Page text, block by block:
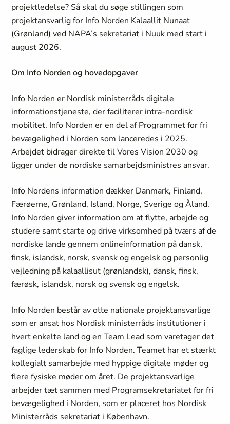
projektledelse? Så skal du søge stillingen som
projektansvarlig for Info Norden Kalaallit Nunaat
(Grønland) ved NAPA’s sekretariat i Nuuk med start i
august 2026.
Om Info Norden og hovedopgaver
Info Norden er Nordisk ministerråds digitale
informationstjeneste, der faciliterer intra-nordisk
mobilitet. Info Norden er en del af Programmet for fri
bevægelighed i Norden som lanceredes i 2025.
Arbejdet bidrager direkte til Vores Vision 2030 og
ligger under de nordiske samarbejdsministres ansvar.
Info Nordens information dækker Danmark, Finland,
Færøerne, Grønland, Island, Norge, Sverige og Åland.
Info Norden giver information om at flytte, arbejde og
studere samt starte og drive virksomhed på tværs af de
nordiske lande gennem onlineinformation på dansk,
finsk, islandsk, norsk, svensk og engelsk og personlig
vejledning på kalaallisut (grønlandsk), dansk, finsk,
færøsk, islandsk, norsk og svensk og engelsk.
Info Norden består av otte nationale projektansvarlige
som er ansat hos Nordisk ministerråds institutioner i
hvert enkelte land og en Team Lead som varetager det
faglige lederskab for Info Norden. Teamet har et stærkt
kollegialt samarbejde med hyppige digitale møder og
flere fysiske møder om året. De projektansvarlige
arbejder tæt sammen med Programsekretariatet for fri
bevægelighed i Norden, som er placeret hos Nordisk
Ministerråds sekretariat i København.